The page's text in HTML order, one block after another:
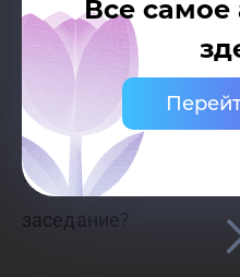
Все самое
патриотики, и здесь
журналиста Андрея
было не найти.
– Выбрана ли уже
заседание?